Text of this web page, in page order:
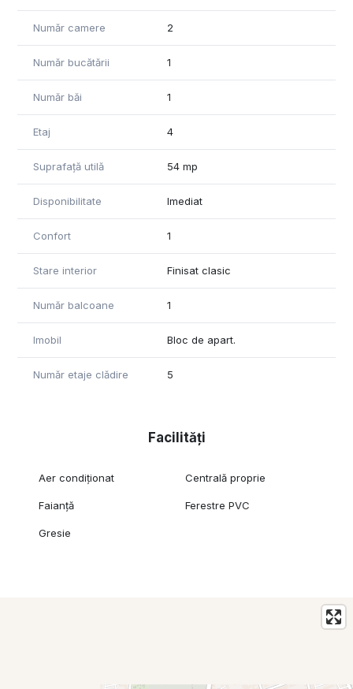
Număr camere 2
Număr bucătării 1
Număr băi 1
Etaj 4
Suprafață utilă 54 mp
Disponibilitate Imediat
Confort 1
Stare interior Finisat clasic
Număr balcoane 1
Imobil Bloc de apart.
Număr etaje clădire 5
Facilități
Aer condiționat Centrală proprie
Faianță Ferestre PVC
Gresie